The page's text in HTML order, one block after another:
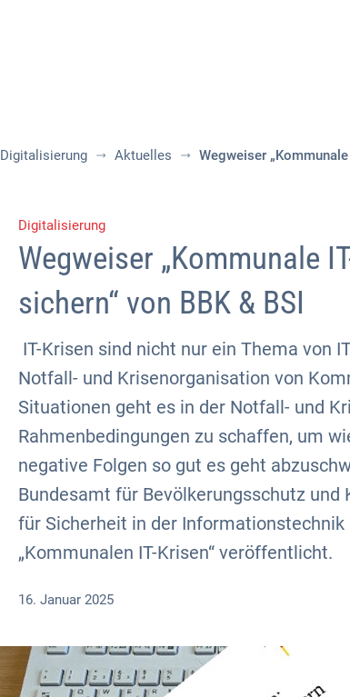
Digitalisierung Aktuelles Wegweiser
Digitalisierung
Wegweiser „Kommunale
sichern“ von BBK & BSI
IT-Krisen sind nicht nur ein Thema von
Notfall- und Krisenorganisation von
Situationen geht es in der Notfall- und
Rahmenbedingungen zu schaffen, um
negative Folgen so gut es geht
Bundesamt für Bevölkerungsschutz
für Sicherheit in der
„Kommunalen IT-Krisen“ veröffentlicht.
16. Januar 2025